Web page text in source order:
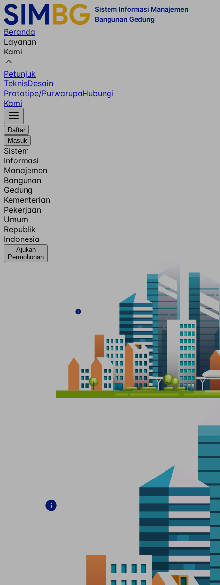
Beranda
Layanan
Kami
Petunjuk
TeknisDesain
Prototipe/PurwarupaHubungi
Kami
Daftar
Masuk
Sistem
Informasi
Manajemen
Bangunan
Gedung
Kementerian
Pekerjaan
Umum
Republik
Indonesia
Ajukan
Permohonan